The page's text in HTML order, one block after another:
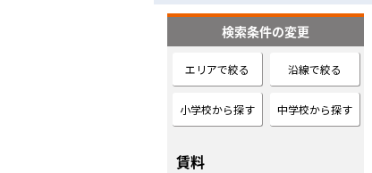
検索条件の変更
エリアで絞る 沿線で絞る
小学校から探す 中学校から探す
賃料